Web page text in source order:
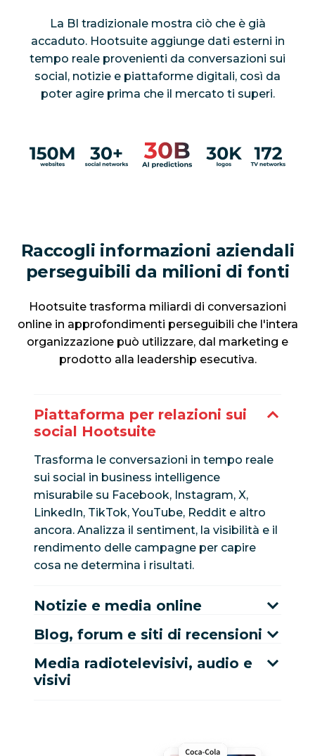
La BI tradizionale mostra ciò che è già
accaduto. Hootsuite aggiunge dati esterni in
tempo reale provenienti da conversazioni sui
social, notizie e piattaforme digitali, così da
poter agire prima che il mercato ti superi.
Raccogli informazioni aziendali
perseguibili da milioni di fonti
Hootsuite trasforma miliardi di conversazioni
online in approfondimenti perseguibili che l'intera
organizzazione può utilizzare, dal marketing e
prodotto alla leadership esecutiva.
Piattaforma per relazioni sui
social Hootsuite
Trasforma le conversazioni in tempo reale
sui social in business intelligence
misurabile su Facebook, Instagram, X,
LinkedIn, TikTok, YouTube, Reddit e altro
ancora. Analizza il sentiment, la visibilità e il
rendimento delle campagne per capire
cosa ne determina i risultati.
Notizie e media online
Blog, forum e siti di recensioni
Media radiotelevisivi, audio e
visivi